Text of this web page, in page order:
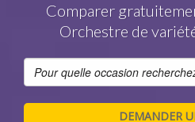
Comparer
Orchestre de